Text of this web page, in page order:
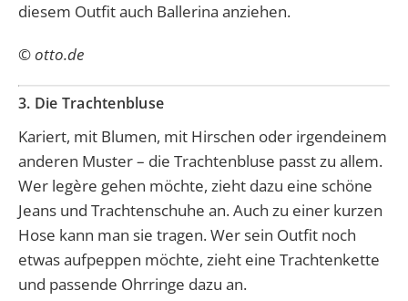
diesem Outfit auch Ballerina anziehen.
© otto.de
3. Die Trachtenbluse
Kariert, mit Blumen, mit Hirschen oder irgendeinem
anderen Muster – die Trachtenbluse passt zu allem.
Wer legère gehen möchte, zieht dazu eine schöne
Jeans und Trachtenschuhe an. Auch zu einer kurzen
Hose kann man sie tragen. Wer sein Outfit noch
etwas aufpeppen möchte, zieht eine Trachtenkette
und passende Ohrringe dazu an.